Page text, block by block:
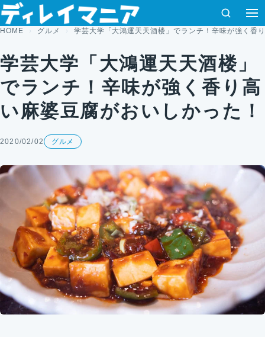
コンテンツへスキップ
検索
HOME グルメ 学芸大学「大鴻運天天酒楼」でランチ！辛味が強く香
学芸大学「大鴻運天天酒楼」
でランチ！辛味が強く香り高
い麻婆豆腐がおいしかった！
2020/02/02 グルメ